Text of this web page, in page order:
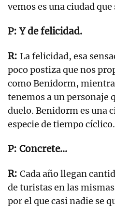
vemos es una ciudad
Y de felicidad.
La felicidad, esa
poco postiza que nos
como Benidorm,
tenemos a un personaje
duelo. Benidorm es una
especie de tiempo cíclico.
Concrete...
Cada año llegan
de turistas en las
por el que casi nadie se